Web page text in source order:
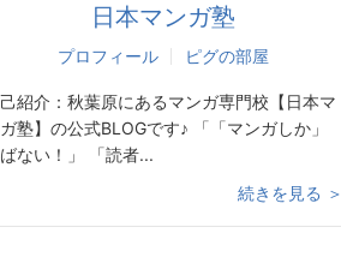
日本マンガ塾
プロフィール ピグの部屋
紹介： 秋葉原にあるマンガ専門校【日本マ
塾】の公式BLOGです♪ 「「マンガしか」
ない！」 「読者...
続きを見る ＞